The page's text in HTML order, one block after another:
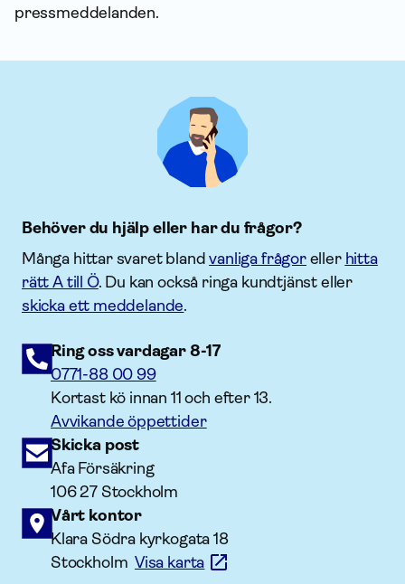
pressmeddelanden.
Behöver du hjälp eller har du frågor?
Många hittar svaret blandvanliga frågoreller hitta
rätt A till Ö. Du kan också ringa kundtjänst eller
skicka ett meddelande.
Ring oss vardagar 8-17
0771-88 00 99
Kortast kö innan 11 och efter 13.
Avvikande öppettider
Skicka post
Afa Försäkring
106 27 Stockholm
Vårt kontor
Klara Södra kyrkogata 18
StockholmVisa karta